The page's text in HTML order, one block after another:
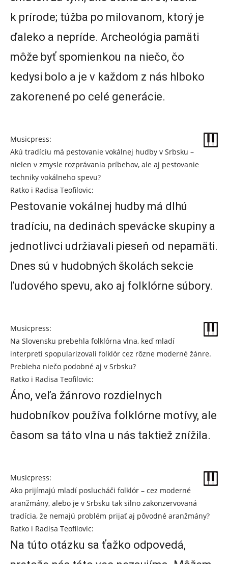
k prírode; túžba po milovanom, ktorý je
ďaleko a nepríde. Archeológia pamäti
môže byť spomienkou na niečo, čo
kedysi bolo a je v každom z nás hlboko
zakorenené po celé generácie.
Musicpress:
Akú tradíciu má pestovanie vokálnej hudby v Srbsku –
nielen v zmysle rozprávania príbehov, ale aj pestovanie
techniky vokálneho spevu?
Ratko i Radisa Teofilovic:
Pestovanie vokálnej hudby má dlhú
tradíciu, na dedinách spevácke skupiny a
jednotlivci udržiavali pieseň od nepamäti.
Dnes sú v hudobných školách sekcie
ľudového spevu, ako aj folklórne súbory.
Musicpress:
Na Slovensku prebehla folklórna vlna, keď mladí
interpreti spopularizovali folklór cez rôzne moderné žánre.
Prebieha niečo podobné aj v Srbsku?
Ratko i Radisa Teofilovic:
Áno, veľa žánrovo rozdielnych
hudobníkov používa folklórne motívy, ale
časom sa táto vlna u nás taktiež znížila.
Musicpress:
Ako prijímajú mladí poslucháči folklór – cez moderné
aranžmány, alebo je v Srbsku tak silno zakonzervovaná
tradícia, že nemajú problém prijať aj pôvodné aranžmány?
Ratko i Radisa Teofilovic:
Na túto otázku sa ťažko odpovedá,